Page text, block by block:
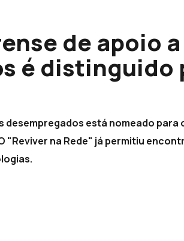
de apoio a
é distinguido
desempregados está nomeado para
"Reviver na Rede" já permitiu